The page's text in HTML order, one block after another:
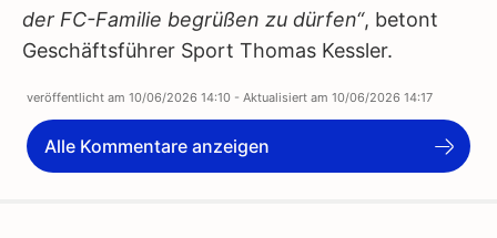
der FC-Familie begrüßen zu dürfen“, betont
Geschäftsführer Sport Thomas Kessler.
veröffentlicht am 10/06/2026 14:10 - Aktualisiert am 10/06/2026 14:17
Alle Kommentare anzeigen